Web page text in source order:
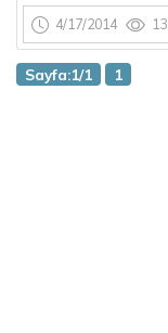
4/17/2014
Sayfa:1/1 1